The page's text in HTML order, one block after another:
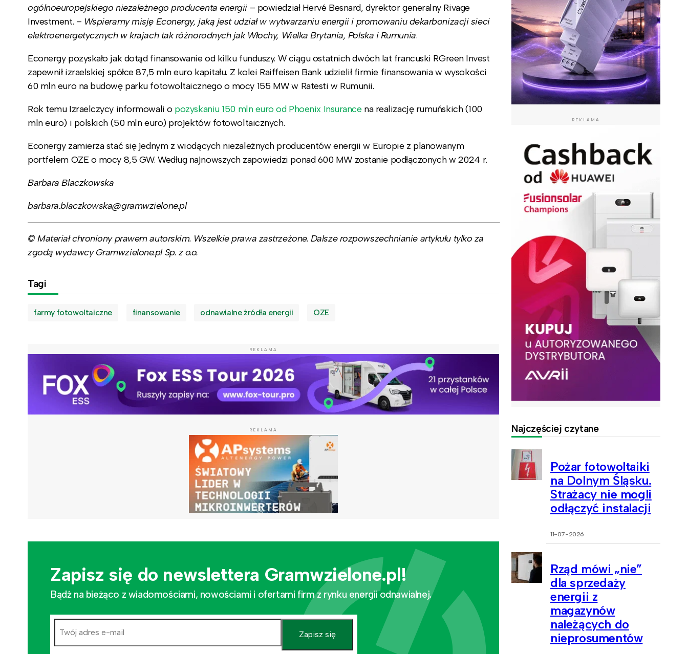
ogólnoeuropejskiego niezależnego producenta energii – powiedział Hervé Besnard, dyrektor generalny Rivage
Investment. – Wspieramy misję Econergy, jaką jest udział w wytwarzaniu energii i promowaniu dekarbonizacji sieci
elektroenergetycznych w krajach tak różnorodnych jak Włochy, Wielka Brytania, Polska i Rumunia.
Econergy pozyskało jak dotąd finansowanie od kilku funduszy. W ciągu ostatnich dwóch lat francuski RGreen Invest
zapewnił izraelskiej spółce 87,5 mln euro kapitału. Z kolei Raiffeisen Bank udzielił firmie finansowania w wysokości
60 mln euro na budowę parku fotowoltaicznego o mocy 155 MW w Ratesti w Rumunii.
Rok temu Izraelczycy informowali o pozyskaniu 150 mln euro od Phoenix Insurancena realizację rumuńskich (100
mln euro) i polskich (50 mln euro) projektów fotowoltaicznych.
Econergy zamierza stać się jednym z wiodących niezależnych producentów energii w Europie z planowanym
portfelem OZE o mocy 8,5 GW. Według najnowszych zapowiedzi ponad 600 MW zostanie podłączonych w 2024 r.
Barbara Blaczkowska
barbara.blaczkowska@gramwzielone.pl
© Materiał chroniony prawem autorskim. Wszelkie prawa zastrzeżone. Dalsze rozpowszechnianie artykułu tylko za
zgodą wydawcy Gramwzielone.pl Sp. z o.o.
Tagi
farmy fotowoltaiczne finansowanie odnawialne źródła energii OZE
REKLAMA
REKLAMA
Zapisz się do newslettera Gramwzielone.pl!
Bądź na bieżąco z wiadomościami, nowościami i ofertami firm z rynku energii odnawialnej.
Zapisz się
REKLAMA
Najczęściej czytane
Pożar fotowoltaiki
na Dolnym Śląsku.
Strażacy nie mogli
odłączyć instalacji
11-07-2026
Rząd mówi „nie”
dla sprzedaży
energii z
magazynów
należących do
nieprosumentów